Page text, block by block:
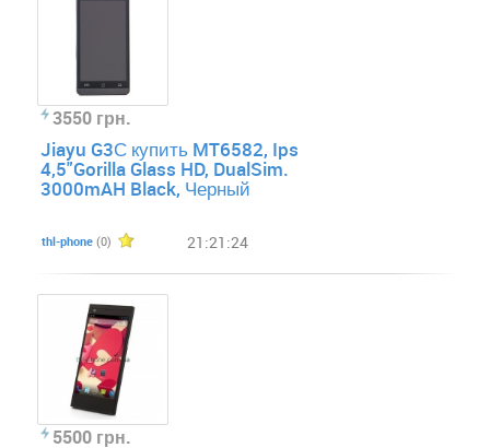
3550 грн.
Jiayu G3С купить MT6582, Ips
4,5"Gorilla Glass HD, DualSim.
3000mAH Black, Черный
thl-phone (0) 21:21:24
5500 грн.